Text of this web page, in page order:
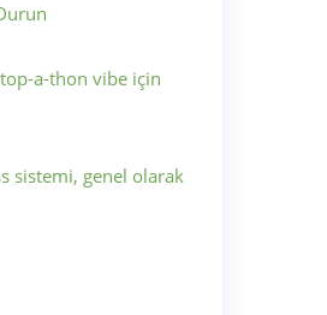
a-thon vibe için
sistemi, genel olarak